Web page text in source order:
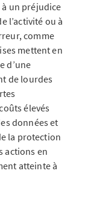
à un préjudice
l’activité ou à
comme
mettent en
d’une
de lourdes
élevés
données et
la protection
actions en
atteinte à